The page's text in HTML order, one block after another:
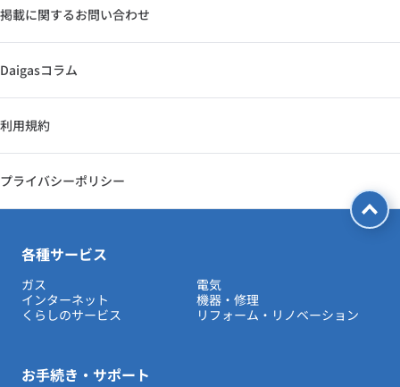
掲載に関するお問い合わせ
Daigasコラム
利用規約
プライバシーポリシー
各種サービス
ガス
電気
インターネット
機器・修理
くらしのサービス
リフォーム・リノベーション
お手続き・サポート